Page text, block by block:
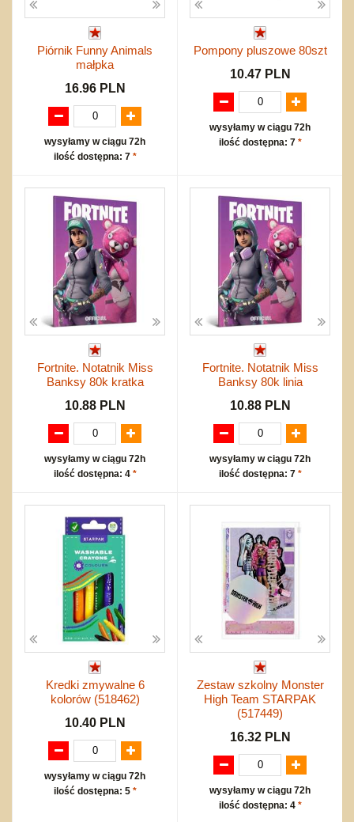
Piórnik Funny Animals
małpka
16.96 PLN
wysyłamy w ciągu 72h
ilość dostępna: 7 *
Pompony pluszowe 80szt
10.47 PLN
wysyłamy w ciągu 72h
ilość dostępna: 7 *
Fortnite. Notatnik Miss
Banksy 80k kratka
10.88 PLN
wysyłamy w ciągu 72h
ilość dostępna: 4 *
Fortnite. Notatnik Miss
Banksy 80k linia
10.88 PLN
wysyłamy w ciągu 72h
ilość dostępna: 7 *
Kredki zmywalne 6
kolorów (518462)
10.40 PLN
wysyłamy w ciągu 72h
ilość dostępna: 5 *
Zestaw szkolny Monster
High Team STARPAK
(517449)
16.32 PLN
wysyłamy w ciągu 72h
ilość dostępna: 4 *